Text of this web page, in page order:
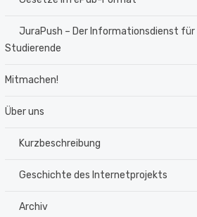
JuraPush – Der Informationsdienst für
Studierende
Mitmachen!
Über uns
Kurzbeschreibung
Geschichte des Internetprojekts
Archiv